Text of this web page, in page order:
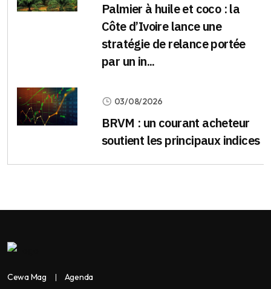
Palmier à huile et coco : la
Côte d’Ivoire lance une
stratégie de relance portée
par un in...
03/08/2026
BRVM : un courant acheteur
soutient les principaux indices
Cewa Mag Agenda